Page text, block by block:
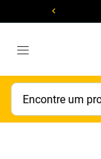
Encontre um